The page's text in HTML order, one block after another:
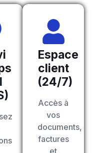
Espace
client
(24/7)
Accès à
vos
documents,
factures